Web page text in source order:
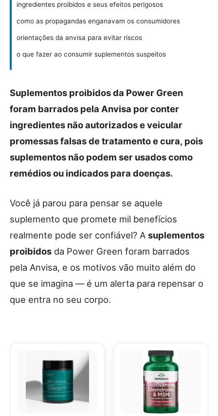
ingredientes proibidos e seus efeitos perigosos
como as propagandas enganavam os consumidores
orientações da anvisa para evitar riscos
o que fazer ao consumir suplementos suspeitos
Suplementos proibidos da Power Green
foram barrados pela Anvisa por conter
ingredientes não autorizados e veicular
promessas falsas de tratamento e cura, pois
suplementos não podem ser usados como
remédios ou indicados para doenças.
Você já parou para pensar se aquele
suplemento que promete mil benefícios
realmente pode ser confiável? A suplementos
proibidos da Power Green foram barrados
pela Anvisa, e os motivos vão muito além do
que se imagina — é um alerta para repensar o
que entra no seu corpo.